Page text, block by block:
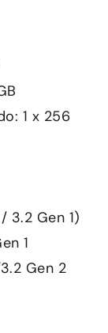
1 x 256
3.2 Gen 1)
1
Gen 2